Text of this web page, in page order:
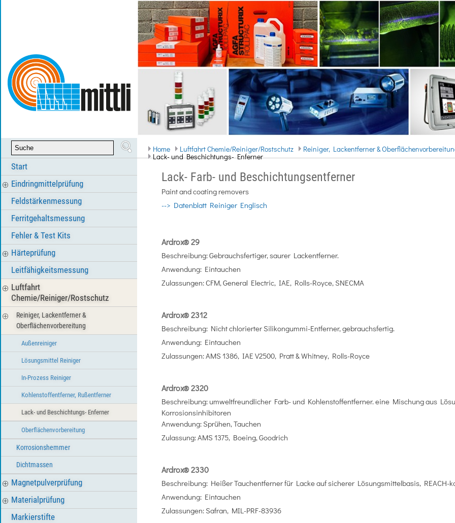
Start
Eindringmittelprüfung
Feldstärkenmessung
Ferritgehaltsmessung
Fehler & Test Kits
Härteprüfung
Leitfähigkeitsmessung
Luftfahrt
Chemie/Reiniger/Rostschutz
Reiniger, Lackentferner &
Oberflächenvorbereitung
Außenreiniger
Lösungsmittel Reiniger
In-Prozess Reiniger
Kohlenstoffentferner, Rußentferner
Lack- und Beschichtungs- Enferner
Oberflächenvorbereitung
Korrosionshemmer
Dichtmassen
Magnetpulverprüfung
Materialprüfung
Markierstifte
Home Luftfahrt Chemie/Reiniger/Rostschutz Reiniger, Lackentferner &
Lack- und Beschichtungs- Enferner
Lack- Farb- und Beschichtungsentferner
Paint and coating removers
--> Datenblatt Reiniger Englisch
Ardrox® 29
Beschreibung: Gebrauchsfertiger, saurer Lackentferner.
Anwendung: Eintauchen
Zulassungen: CFM, General Electric, IAE, Rolls-Royce, SNECMA
Ardrox® 2312
Beschreibung: Nicht chlorierter Silikongummi-Entferner, gebrauchsfertig.
Anwendung: Eintauchen
Zulassungen: AMS 1386, IAE V2500, Pratt & Whitney, Rolls-Royce
Ardrox® 2320
Beschreibung: umweltfreundlicher Farb- und Kohlenstoffentferner. eine Mischung aus
Korrosionsinhibitoren
Anwendung: Sprühen, Tauchen
Zulassung: AMS 1375, Boeing, Goodrich
Ardrox® 2330
Beschreibung: Heißer Tauchentferner für Lacke auf sicherer Lösungsmittelbasis, REACH-
Anwendung: Eintauchen
Zulassungen: Safran, MIL-PRF-83936